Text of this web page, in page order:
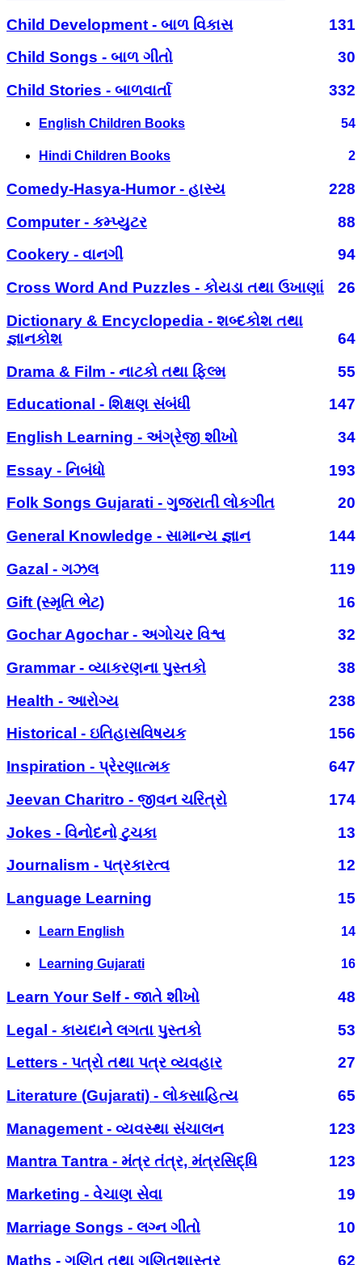
Child Development - બાળ વિકાસ
131
Child Songs - બાળ ગીતો
30
Child Stories - બાળવાર્તા
332
English Children Books 54
Hindi Children Books 2
Comedy-Hasya-Humor - હાસ્ય
228
Computer - કમ્પ્યુટર
88
Cookery - વાનગી
94
Cross Word And Puzzles - કોયડા તથા ઉખાણાં
26
Dictionary & Encyclopedia - શબ્દકોશ તથા
જ્ઞાનકોશ
64
Drama & Film - નાટકો તથા ફિલ્મ
55
Educational - શિક્ષણ સંબંધી
147
English Learning - અંગ્રેજી શીખો
34
Essay - નિબંધો
193
Folk Songs Gujarati - ગુજરાતી લોકગીત
20
General Knowledge - સામાન્ય જ્ઞાન
144
Gazal - ગઝલ
119
Gift (સ્મૃતિ ભેટ)
16
Gochar Agochar - અગોચર વિશ્વ
32
Grammar - વ્યાકરણના પુસ્તકો
38
Health - આરોગ્ય
238
Historical - ઇતિહાસવિષયક
156
Inspiration - પ્રેરણાત્મક
647
Jeevan Charitro - જીવન ચરિત્રો
174
Jokes - વિનોદનો ટુચકા
13
Journalism - પત્રકારત્વ
12
Language Learning
15
Learn English 14
Learning Gujarati 16
Learn Your Self - જાતે શીખો
48
Legal - કાયદાને લગતા પુસ્તકો
53
Letters - પત્રો તથા પત્ર વ્યવહાર
27
Literature (Gujarati) - લોકસાહિત્ય
65
Management - વ્યવસ્થા સંચાલન
123
Mantra Tantra - મંત્ર તંત્ર, મંત્રસિદ્ધિ
123
Marketing - વેચાણ સેવા
19
Marriage Songs - લગ્ન ગીતો
10
Maths - ગણિત તથા ગણિતશાસ્ત્ર
62